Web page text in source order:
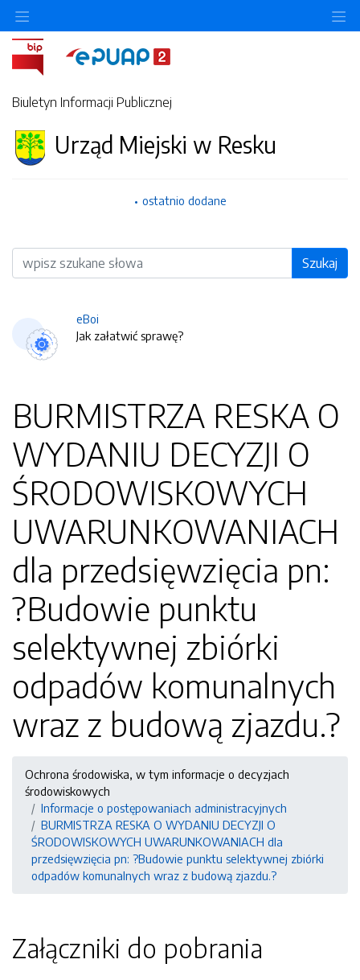
Biuletyn Informacji Publicznej
Urząd Miejski w Resku
ostatnio dodane
Wyszukiwarka Szukaj
eBoi
Jak załatwić sprawę?
BURMISTRZA RESKA O
WYDANIU DECYZJI O
ŚRODOWISKOWYCH
UWARUNKOWANIACH
dla przedsięwzięcia pn:
?Budowie punktu
selektywnej zbiórki
odpadów komunalnych
wraz z budową zjazdu.?
Ochrona środowiska, w tym informacje o decyzjach
środowiskowych
Informacje o postępowaniach administracyjnych
BURMISTRZA RESKA O WYDANIU DECYZJI O
ŚRODOWISKOWYCH UWARUNKOWANIACH dla
przedsięwzięcia pn: ?Budowie punktu selektywnej zbiórki
odpadów komunalnych wraz z budową zjazdu.?
Załączniki do pobrania